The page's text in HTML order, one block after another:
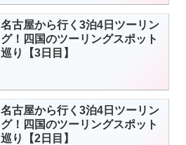
名古屋から行く3泊4日ツーリン
グ！四国のツーリングスポット
巡り【3日目】
名古屋から行く3泊4日ツーリン
グ！四国のツーリングスポット
巡り【2日目】